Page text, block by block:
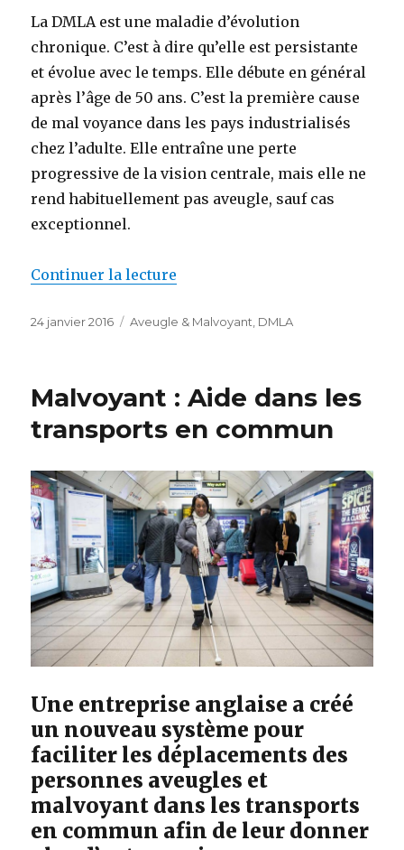
La DMLA est une maladie d’évolution
chronique. C’est à dire qu’elle est persistante
et évolue avec le temps. Elle débute en général
après l’âge de 50 ans. C’est la première cause
de mal voyance dans les pays industrialisés
chez l’adulte. Elle entraîne une perte
progressive de la vision centrale, mais elle ne
rend habituellement pas aveugle, sauf cas
exceptionnel.
Continuer la lecture
Publié
24 janvier 2016 Catégories
Aveugle & Malvoyant, DMLA
Malvoyant : Aide dans les
transports en commun
Une entreprise anglaise a créé
un nouveau système pour
faciliter les déplacements des
personnes aveugles et
malvoyant dans les transports
en commun afin de leur donner